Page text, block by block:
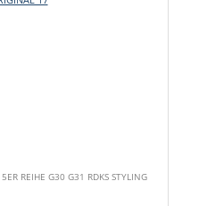
REIHE G30 G31 RDKS STYLING